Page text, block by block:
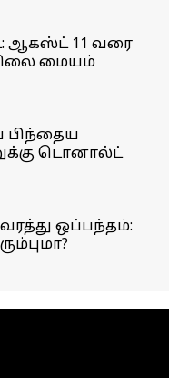
ஆகஸ்ட் 11 வரை
மையம்
பிந்தைய
டொனால்ட்
ஒப்பந்தம்: